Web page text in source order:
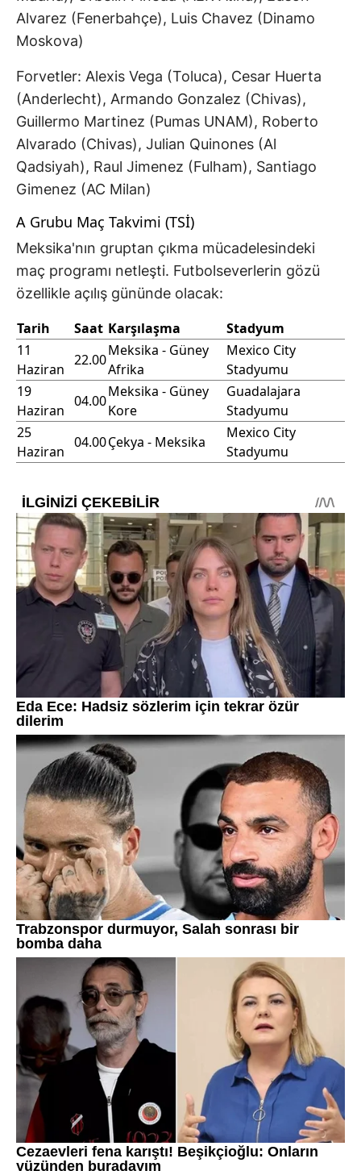
Alvarez (Fenerbahçe), Luis Chavez (Dinamo
Moskova)
Forvetler: Alexis Vega (Toluca), Cesar Huerta
(Anderlecht), Armando Gonzalez (Chivas),
Guillermo Martinez (Pumas UNAM), Roberto
Alvarado (Chivas), Julian Quinones (Al
Qadsiyah), Raul Jimenez (Fulham), Santiago
Gimenez (AC Milan)
A Grubu Maç Takvimi (TSİ)
Meksika'nın gruptan çıkma mücadelesindeki
maç programı netleşti. Futbolseverlerin gözü
özellikle açılış gününde olacak:
Tarih Saat Karşılaşma
Stadyum
11
Haziran
22.00
Meksika - Güney
Afrika
Mexico City
Stadyumu
19
Haziran
04.00
Meksika - Güney
Kore
Guadalajara
Stadyumu
25
Haziran
04.00Çekya - Meksika
Mexico City
Stadyumu